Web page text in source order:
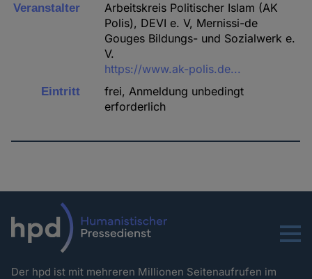
Veranstalter
Arbeitskreis Politischer Islam (AK
Polis), DEVI e. V, Mernissi-de
Gouges Bildungs- und Sozialwerk e.
V.
https://www.ak-polis.de...
Eintritt
frei, Anmeldung unbedingt
erforderlich
Menu
Der hpd ist mit mehreren Millionen Seitenaufrufen im